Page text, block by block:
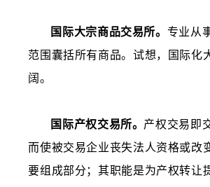
国际大宗商品交易所。 专业从
范围囊括所有商品。试想，国际化
阔。
国际产权交易所。 产权交易即
而使被交易企业丧失法人资格或改
要组成部分；其职能是为产权转让